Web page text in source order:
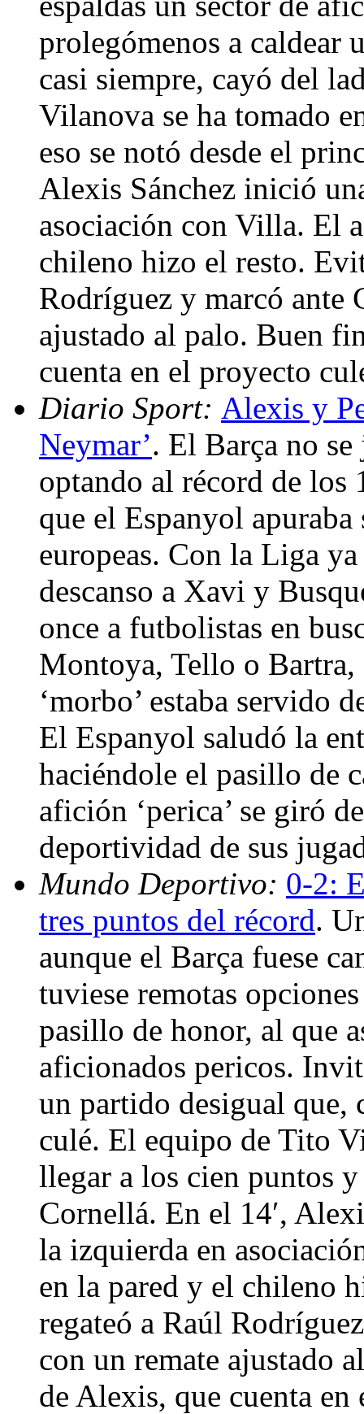
prolegómenos a caldear
casi siempre, cayó del
Vilanova se ha tomado
eso se notó desde el
Alexis Sánchez inició
asociación con Villa. El
chileno hizo el resto.
Rodríguez y marcó ante
ajustado al palo. Buen
cuenta en el proyecto
Diario Sport: Alexis y
Neymar’. El Barça no se
optando al récord de los
que el Espanyol apuraba
europeas. Con la Liga
descanso a Xavi y
once a futbolistas en
Montoya, Tello o Bartra,
‘morbo’ estaba servido
El Espanyol saludó la
haciéndole el pasillo de
afición ‘perica’ se giró
deportividad de sus
Mundo Deportivo: 0-2:
tres puntos del récord.
aunque el Barça fuese
tuviese remotas
pasillo de honor, al que
aficionados pericos.
un partido desigual que,
culé. El equipo de Tito
llegar a los cien puntos
Cornellá. En el 14′,
la izquierda en
en la pared y el chileno
regateó a Raúl
con un remate ajustado
de Alexis, que cuenta